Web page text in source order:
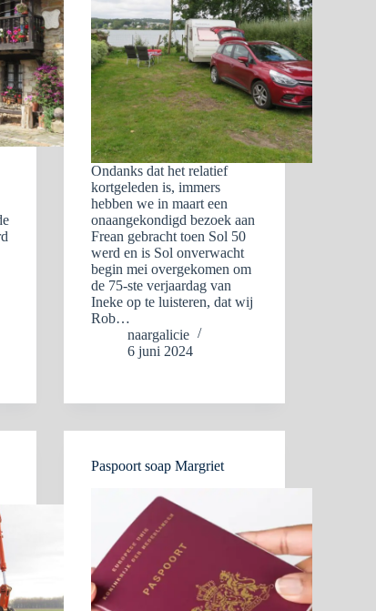
Ondanks dat het relatief
kortgeleden is, immers
hebben we in maart een
onaangekondigd bezoek aan
Frean gebracht toen Sol 50
werd en is Sol onverwacht
begin mei overgekomen om
de 75-ste verjaardag van
Ineke op te luisteren, dat wij
Rob…
naargalicie
6 juni 2024
Paspoort soap Margriet